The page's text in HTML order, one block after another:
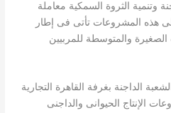
وتنمية الثروة السمكية معاملة
هذه المشروعات تأتى فى إطار
والمتوسطة للمربيين
الداجنة بغرفة القاهرة التجارية
الإنتاج الحيوانى والداجنى